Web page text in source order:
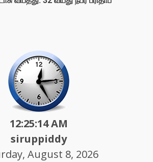
12:25:16 AM
siruppiddy
August 8, 2026